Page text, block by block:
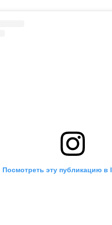
Посмотреть эту публикацию в